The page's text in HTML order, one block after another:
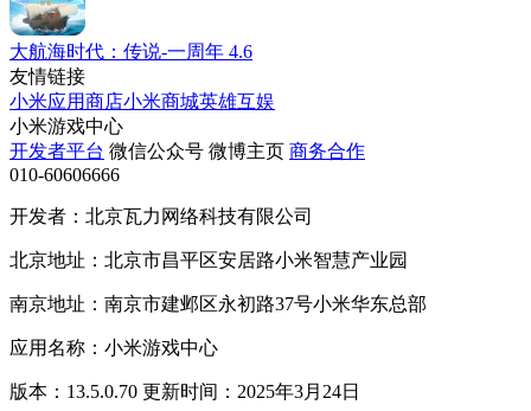
大航海时代：传说-一周年 4.6
友情链接
小米应用商店小米商城英雄互娱
小米游戏中心
开发者平台 微信公众号 微博主页 商务合作
010-60606666
开发者：北京瓦力网络科技有限公司
北京地址：北京市昌平区安居路小米智慧产业园
南京地址：南京市建邺区永初路37号小米华东总部
应用名称：小米游戏中心
版本：13.5.0.70 更新时间：2025年3月24日